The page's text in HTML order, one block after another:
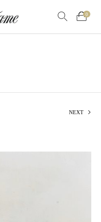
0
NEXT